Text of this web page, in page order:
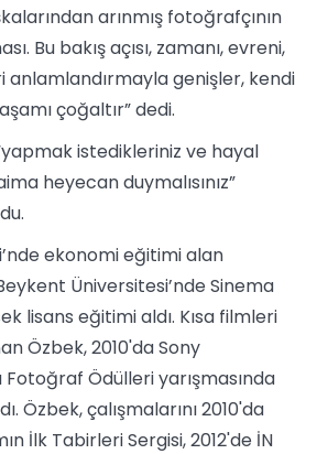
arınmış fotoğrafçının
Bu bakış açısı, zamanı, evreni,
anlamlandırmayla genişler, kendi
çoğaltır” dedi.
istedikleriniz ve hayal
heyecan duymalısınız”
ekonomi eğitimi alan
Üniversitesi’nde Sinema
lisans eğitimi aldı. Kısa filmleri
Özbek, 2010'da Sony
Fotoğraf Ödülleri yarışmasında
Özbek, çalışmalarını 2010'da
İlk Tabirleri Sergisi, 2012'de İN